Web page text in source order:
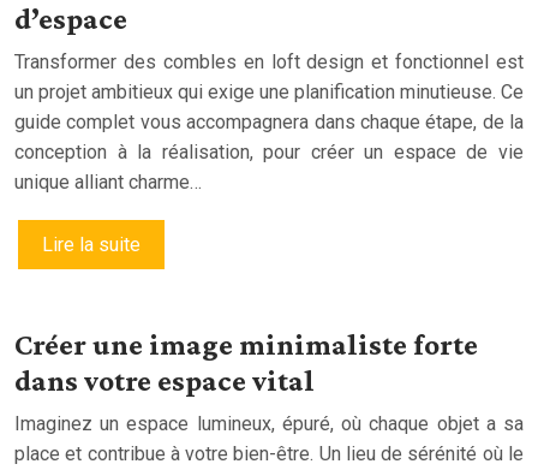
d’espace
Transformer des combles en loft design et fonctionnel est
un projet ambitieux qui exige une planification minutieuse. Ce
guide complet vous accompagnera dans chaque étape, de la
conception à la réalisation, pour créer un espace de vie
unique alliant charme…
Lire la suite
Créer une image minimaliste forte
dans votre espace vital
Imaginez un espace lumineux, épuré, où chaque objet a sa
place et contribue à votre bien-être. Un lieu de sérénité où le